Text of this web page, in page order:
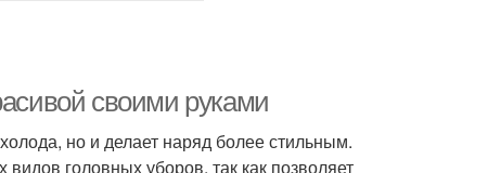
своими руками
но и делает наряд более стильным.
головных уборов, так как позволяет